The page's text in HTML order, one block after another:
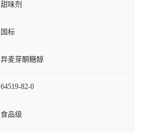
甜味剂
国标
异麦芽酮糖醇
64519-82-0
食品级